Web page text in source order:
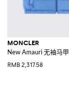
MONCLER
New Amauri 无袖马甲
RMB 2,317.58